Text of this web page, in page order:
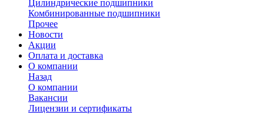
Цилиндрические подшипники
Комбинированные подшипники
Прочее
Новости
Акции
Оплата и доставка
О компании
Назад
О компании
Вакансии
Лицензии и сертификаты